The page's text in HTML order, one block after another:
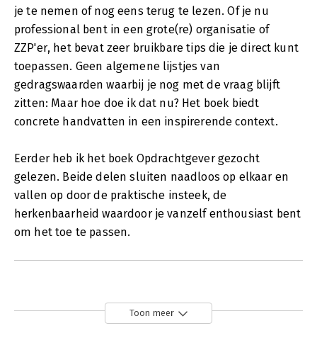
je te nemen of nog eens terug te lezen. Of je nu
professional bent in een grote(re) organisatie of
ZZP'er, het bevat zeer bruikbare tips die je direct kunt
toepassen. Geen algemene lijstjes van
gedragswaarden waarbij je nog met de vraag blijft
zitten: Maar hoe doe ik dat nu? Het boek biedt
concrete handvatten in een inspirerende context.
Eerder heb ik het boek Opdrachtgever gezocht
gelezen. Beide delen sluiten naadloos op elkaar en
vallen op door de praktische insteek, de
herkenbaarheid waardoor je vanzelf enthousiast bent
om het toe te passen.
Toon meer